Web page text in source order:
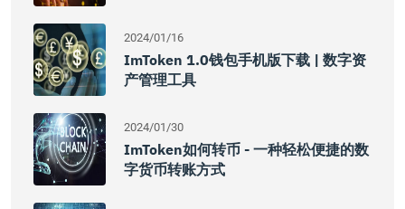
2024/01/16
ImToken 1.0钱包手机版下载 | 数字资
产管理工具
2024/01/30
ImToken如何转币 - 一种轻松便捷的数
字货币转账方式